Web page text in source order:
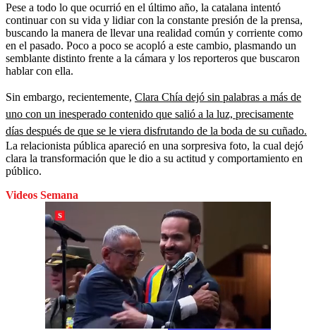
Pese a todo lo que ocurrió en el último año, la catalana intentó
continuar con su vida y lidiar con la constante presión de la prensa,
buscando la manera de llevar una realidad común y corriente como
en el pasado. Poco a poco se acopló a este cambio, plasmando un
semblante distinto frente a la cámara y los reporteros que buscaron
hablar con ella.
Sin embargo, recientemente, Clara Chía dejó sin palabras a más de
uno con un inesperado contenido que salió a la luz, precisamente
días después de que se le viera disfrutando de la boda de su cuñado.
La relacionista pública apareció en una sorpresiva foto, la cual dejó
clara la transformación que le dio a su actitud y comportamiento en
público.
Videos Semana